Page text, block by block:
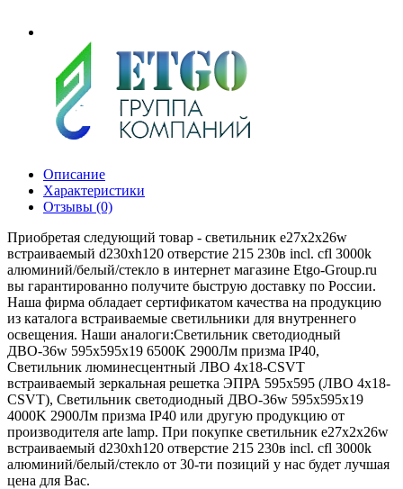
Описание
Характеристики
Отзывы (0)
Приобретая следующий товар - светильник e27х2x26w
встраиваемый d230хh120 отверстие 215 230в incl. cfl 3000k
алюминий/белый/стекло в интернет магазине Etgo-Group.ru
вы гарантированно получите быструю доставку по России.
Наша фирма обладает сертификатом качества на продукцию
из каталога встраиваемые светильники для внутреннего
освещения. Наши аналоги:Светильник светодиодный
ДВО-36w 595х595х19 6500K 2900Лм призма IP40,
Светильник люминесцентный ЛВО 4х18-CSVT
встраиваемый зеркальная решетка ЭПРА 595х595 (ЛВО 4х18-
CSVT), Светильник светодиодный ДВО-36w 595х595х19
4000K 2900Лм призма IP40 или другую продукцию от
производителя arte lamp. При покупке светильник e27х2x26w
встраиваемый d230хh120 отверстие 215 230в incl. cfl 3000k
алюминий/белый/стекло от 30-ти позиций у нас будет лучшая
цена для Вас.